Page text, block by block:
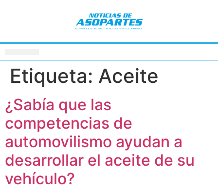
Etiqueta: Aceite
¿Sabía que las
competencias de
automovilismo ayudan a
desarrollar el aceite de su
vehículo?